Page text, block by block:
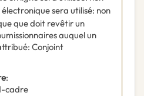
sera utilisé: non
que doit revêtir un
auquel un
: Conjoint
:
cadre